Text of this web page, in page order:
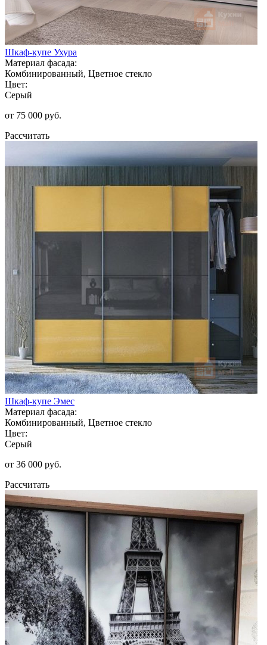
Шкаф-купе Ухура
Материал фасада:
Комбинированный, Цветное стекло
Цвет:
Серый
от 75 000 руб.
Рассчитать
Шкаф-купе Эмес
Материал фасада:
Комбинированный, Цветное стекло
Цвет:
Серый
от 36 000 руб.
Рассчитать